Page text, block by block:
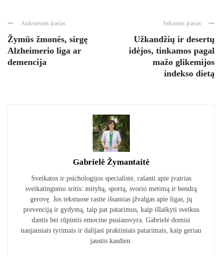
Ankstesnis įrašas
Žymūs žmonės, sirgę
Alzheimerio liga ar
demencija
Sekantis įrašas
Užkandžių ir desertų
idėjos, tinkamos pagal
mažo glikemijos
indekso dietą
Gabrielė Žymantaitė
Sveikatos ir psichologijos specialistė, rašanti apie įvairias
sveikatingumo sritis: mitybą, sportą, svorio metimą ir bendrą
gerovę. Jos tekstuose rasite išsamias įžvalgas apie ligas, jų
prevenciją ir gydymą, taip pat patarimus, kaip išlaikyti sveikus
dantis bei rūpintis emocine pusiausvyra. Gabrielė domisi
naujausiais tyrimais ir dalijasi praktiniais patarimais, kaip geriau
jaustis kasdien.